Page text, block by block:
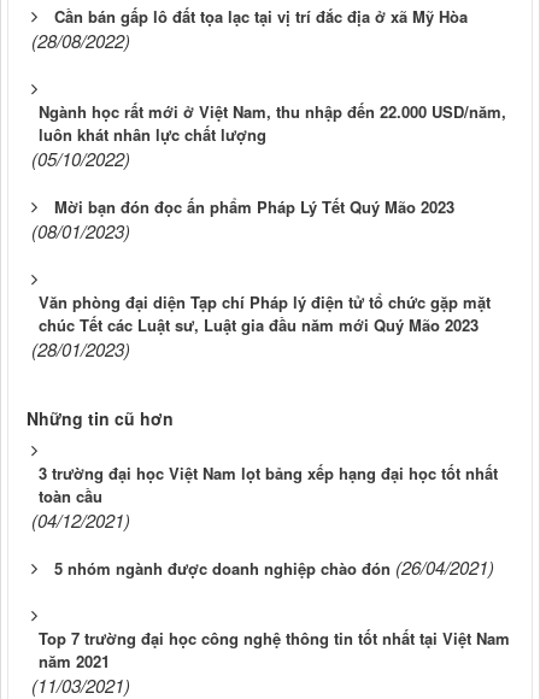
Cần bán gấp lô đất tọa lạc tại vị trí đắc địa ở xã Mỹ Hòa
(28/08/2022)
Ngành học rất mới ở Việt Nam, thu nhập đến 22.000 USD/năm,
luôn khát nhân lực chất lượng
(05/10/2022)
Mời bạn đón đọc ấn phẩm Pháp Lý Tết Quý Mão 2023
(08/01/2023)
Văn phòng đại diện Tạp chí Pháp lý điện tử tổ chức gặp mặt
chúc Tết các Luật sư, Luật gia đầu năm mới Quý Mão 2023
(28/01/2023)
Những tin cũ hơn
3 trường đại học Việt Nam lọt bảng xếp hạng đại học tốt nhất
toàn cầu
(04/12/2021)
5 nhóm ngành được doanh nghiệp chào đón (26/04/2021)
Top 7 trường đại học công nghệ thông tin tốt nhất tại Việt Nam
năm 2021
(11/03/2021)